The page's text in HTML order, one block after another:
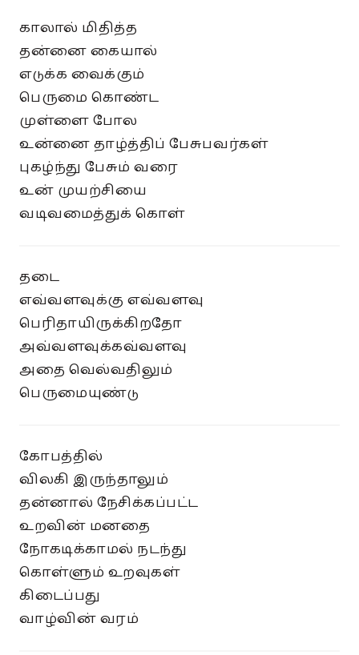
காலால் மிதித்த
தன்னை கையால்
எடுக்க வைக்கும்
பெருமை கொண்ட
முள்ளை போல
உன்னை தாழ்த்திப் பேசுபவர்கள்
புகழ்ந்து பேசும் வரை
உன் முயற்சியை
வடிவமைத்துக் கொள்
தடை
எவ்வளவுக்கு எவ்வளவு
பெரிதாயிருக்கிறதோ
அவ்வளவுக்கவ்வளவு
அதை வெல்வதிலும்
பெருமையுண்டு
கோபத்தில்
விலகி இருந்தாலும்
தன்னால் நேசிக்கப்பட்ட
உறவின் மனதை
நோகடிக்காமல் நடந்து
கொள்ளும் உறவுகள்
கிடைப்பது
வாழ்வின் வரம்